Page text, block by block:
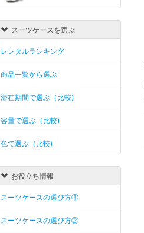
スーツケースを選ぶ
レンタルランキング
商品一覧から選ぶ
滞在期間で選ぶ（比較)
容量で選ぶ（比較)
色で選ぶ（比較)
お役立ち情報
スーツケースの選び方①
スーツケースの選び方②